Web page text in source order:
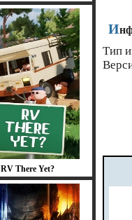
RV There Yet?
И
Тип